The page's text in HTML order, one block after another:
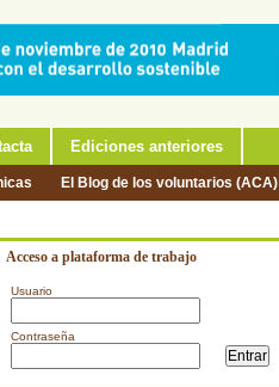
Ediciones anteriores
El Blog de los voluntarios (ACA)
Acceso a plataforma de trabajo
Usuario
Contraseña